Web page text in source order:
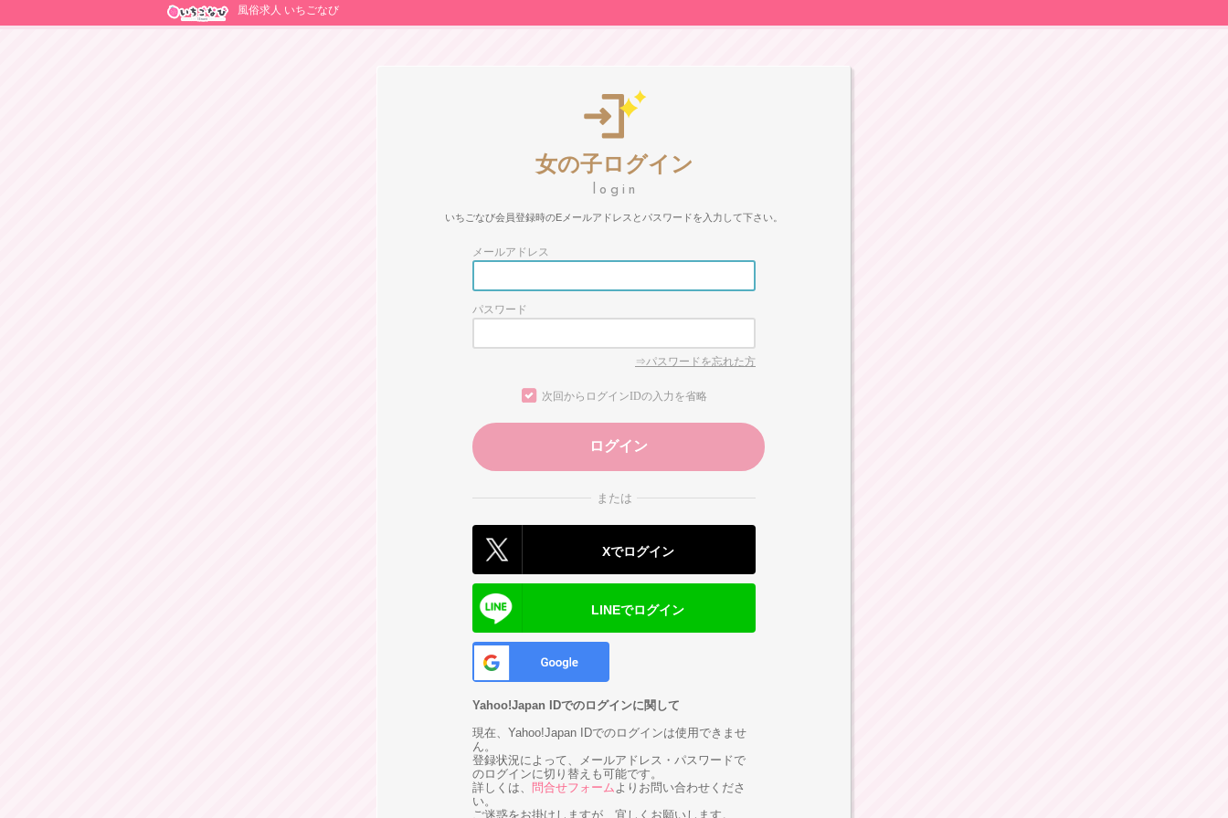
風俗求人 いちごなび
女の子ログイン
いちごなび会員登録時のEメールアドレスとパスワードを入力して下さい。
メールアドレス
パスワード
⇒パスワードを忘れた方
次回からログインIDの入力を省略
または
Xでログイン
LINEでログイン
Yahoo!Japan IDでのログインに関して
現在、Yahoo!Japan IDでのログインは使用できませ
ん。
登録状況によって、メールアドレス・パスワードで
のログインに切り替えも可能です。
詳しくは、 問合せフォームよりお問い合わせくださ
い。
ご迷惑をお掛けしますが、宜しくお願いします。